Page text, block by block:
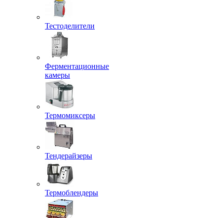
Тестоделители
Ферментационные
камеры
Термомиксеры
Тендерайзеры
Термоблендеры